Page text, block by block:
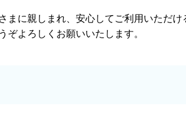
まに親しまれ、安心してご利用いただけ
ぞよろしくお願いいたします。